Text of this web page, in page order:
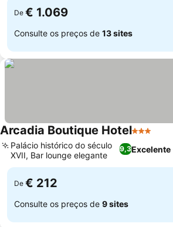
De € 1.069
Consulte os preços de 13 sites
Arcadia Boutique Hotel3 Estrelas
9,3Excelente
Palácio histórico do século
XVII, Bar lounge elegante
De € 212
Consulte os preços de 9 sites